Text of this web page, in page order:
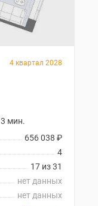
4 квартал 2028
3 мин.
656 038 ₽
4
17 из 31
нет данных
нет данных